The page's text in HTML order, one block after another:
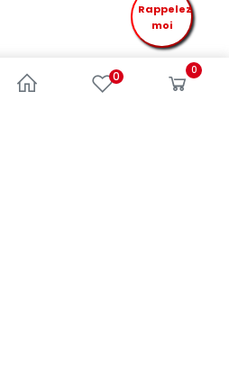
0 0
Rappelez
moi